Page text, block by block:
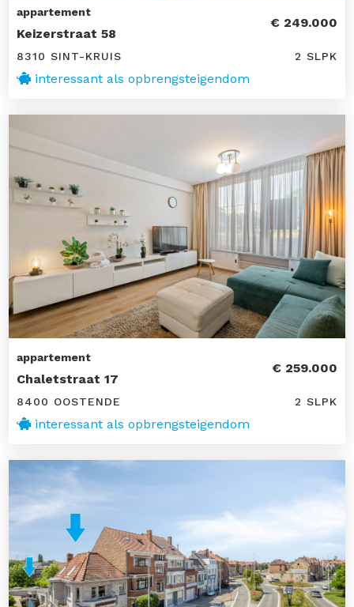
appartement
Keizerstraat 58
€ 249.000
8310 SINT-KRUIS 2 SLPK
interessant als opbrengsteigendom
appartement
Chaletstraat 17
€ 259.000
8400 OOSTENDE 2 SLPK
interessant als opbrengsteigendom